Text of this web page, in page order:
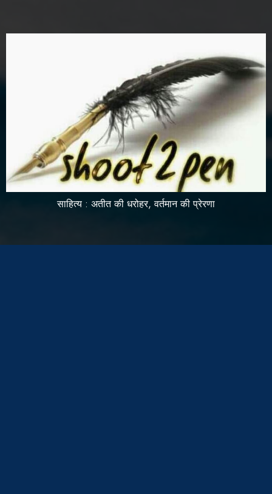
साहित्य : अतीत की धरोहर, वर्तमान की प्रेरणा